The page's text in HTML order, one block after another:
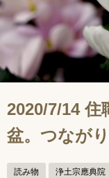
く
2020/7/14
盆。つなが
読み物 浄土宗應典院